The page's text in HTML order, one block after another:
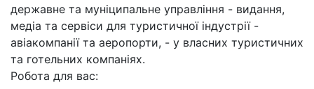
державне та муніципальне управління - видання,
медіа та сервіси для туристичної індустрії -
авіакомпанії та аеропорти, - у власних туристичних
та готельних компаніях.
Робота для вас: